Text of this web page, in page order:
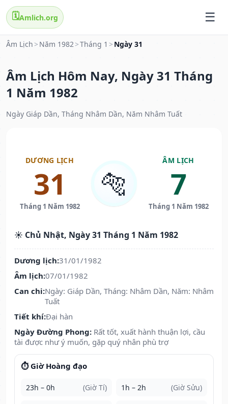
🗓️Amlich.org
Âm Lịch > Năm 1982>Tháng 1 > Ngày 31
Âm Lịch Hôm Nay, Ngày 31 Tháng
1 Năm 1982
Ngày Giáp Dần, Tháng Nhâm Dần, Năm Nhâm Tuất
DƯƠNG LỊCH
31
Tháng 1 Năm 1982
🐅
ÂM LỊCH
7
Tháng 1 Năm 1982
☀️ Chủ Nhật, Ngày 31 Tháng 1 Năm 1982
Dương lịch:31/01/1982
Âm lịch:07/01/1982
Can chi:Ngày: Giáp Dần, Tháng: Nhâm Dần, Năm: Nhâm
Tuất
Tiết khí:Đại hàn
Ngày Đường Phong: Rất tốt, xuất hành thuận lợi, cầu
tài được như ý muốn, gặp quý nhân phù trợ
⏱️ Giờ Hoàng đạo
23h – 0h (Giờ Tí) 1h – 2h (Giờ Sửu)